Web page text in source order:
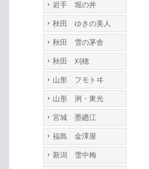
岩手 堀の井
秋田 ゆきの美人
秋田 雪の茅舎
秋田 刈穂
山形 フモトヰ
山形 洌・東光
宮城 墨廼江
福島 金澤屋
新潟 雪中梅